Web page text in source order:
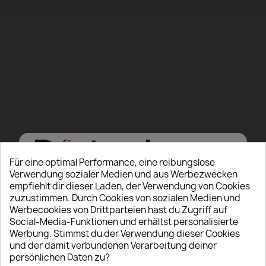
Hello there, Care to
show us some ID?
Für eine optimal Performance, eine reibungslose
Verwendung sozialer Medien und aus Werbezwecken
empfiehlt dir dieser Laden, der Verwendung von Cookies
zuzustimmen. Durch Cookies von sozialen Medien und
Werbecookies von Drittparteien hast du Zugriff auf
Social-Media-Funktionen und erhältst personalisierte
Werbung. Stimmst du der Verwendung dieser Cookies
und der damit verbundenen Verarbeitung deiner
persönlichen Daten zu?